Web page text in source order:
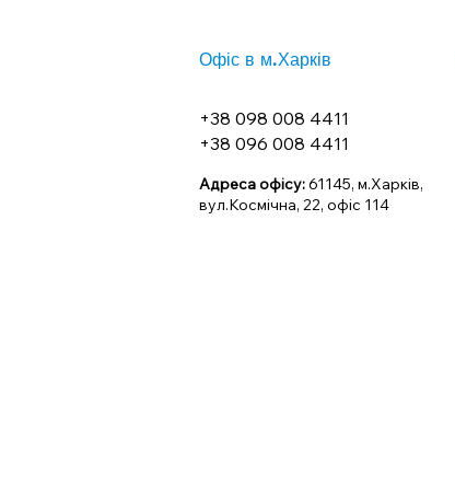
Офіс в м.Харків
+38 098 008 4411
+38 096 008 4411
Адреса офісу:61145, м.Харків,
вул.Космічна, 22, офіс 114